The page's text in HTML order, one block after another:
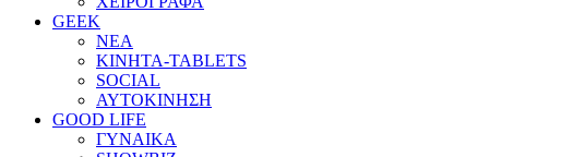
GEEK
ΝΕΑ
ΚΙΝΗΤΑ-TABLETS
SOCIAL
ΑΥΤΟΚΙΝΗΣΗ
GOOD LIFE
ΓΥΝΑΙΚΑ